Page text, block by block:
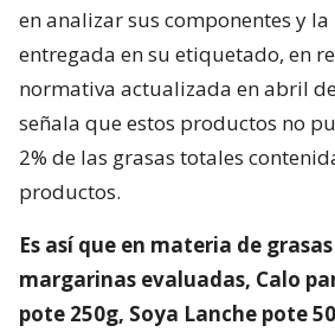
en analizar sus componentes y
entregada en su etiquetado, en
normativa actualizada en abril
señala que estos productos no
2% de las grasas totales
productos.
Es así que en materia de
margarinas evaluadas, Calo
pote 250g, Soya Lanche pote